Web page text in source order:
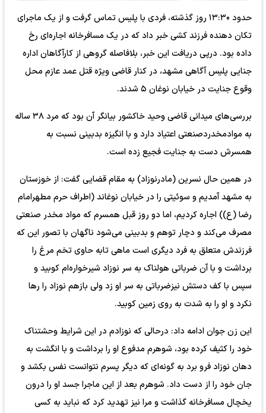
حدود ۱۳:۳۰ روز گذشته، فردی با پلیس تماس گرفت و از یک ماجرای
تکان دهنده فرزند کشی خبر داد که در یک مسافرخانه اجاره‌ای رخ
داده بود. درپی دریافت این خبر، بلافاصله گروهی از کارآگاهان اداره
جنایی پلیس آگاهی مشهد، در کنار قاضی ویژه قتل عمد عازم محل
وقوع جنایت در خیابان نوغان ۵ شدند.
بررسی‌های میدانی قاضی وحید خاکشور بیانگر آن بود که مرد ۳۸ ساله
به موادمخدردصنعتی اعتیاد دارد و با انگیزه بدبینی نسبت به
همسرش دست به جنایت فجیع زده است.
در همین حال نسرین (مادرنوزاد) به مقام قضایی گفت: از خوزستان
به مشهد آمدیم و سوئیتی را در خیابان نوغاند (اطراف حرم مطهرامام
رضا (ع)) اجاره کردیم، اما دو روز قبل همسرم که مواد مخدر صنعتی
مصرف می‌کند و دچار توهم و بدبینی می‌شود ناگهان با تصور این که
فرزندش متعلق به فرد دیگری است ماهی تابه حاوی تخم مرغ را
برداشت و با آن ضرباتی هولناک به سر نوزاد شیرخواره‌ام کوبید و
سپس با کف دستش نیزضرباتی به سر او زد ولی بازهم نوزاد را رها
نکرد و او را به شدت به روی زمین کوبید.
این زن جوان ادامه داد: درحالی که نوزادم در این شرایط وحشتناک
خود را کثیف کرده بود، شوهرم مدفوع او را برداشت و با انگشت به
دهان نوزاد فرو برد به گونه‌ای که دیگر پسرم نتوانست نفس بکشد و
جان خود را از دست داد. شوهرم بعد از این ماجرا جسد او را درون
یخچال مسافرخانه گذاشت و مرا نیز تهدید کرد که نباید به کسی